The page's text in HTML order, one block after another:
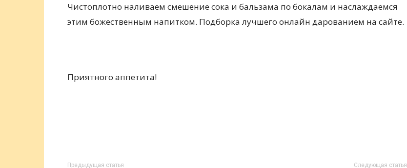
Чистоплотно наливаем смешение сока и бальзама по бокалам и наслаждаемся
этим божественным напитком. Подборка лучшего онлайн дарованием на сайте.
Приятного аппетита!
Предыдущая статья Следующая статья